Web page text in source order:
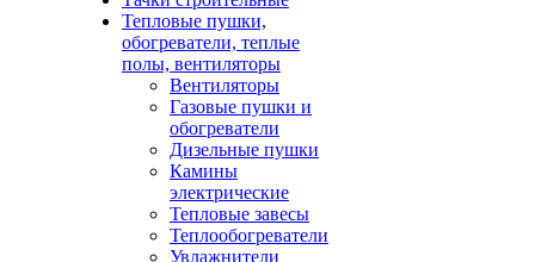
Тепловые пушки,
обогреватели, теплые
полы, вентиляторы
Вентиляторы
Газовые пушки и
обогреватели
Дизельные пушки
Камины
электрические
Тепловые завесы
Теплообогреватели
Увлажнители